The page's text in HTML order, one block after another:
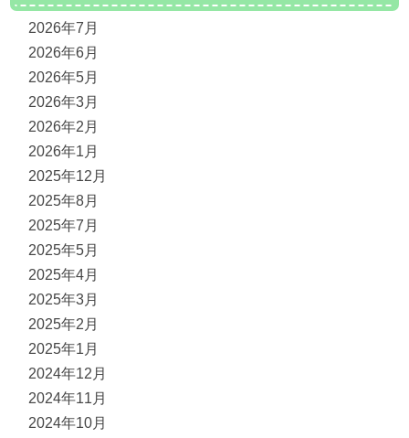
2026年7月
2026年6月
2026年5月
2026年3月
2026年2月
2026年1月
2025年12月
2025年8月
2025年7月
2025年5月
2025年4月
2025年3月
2025年2月
2025年1月
2024年12月
2024年11月
2024年10月